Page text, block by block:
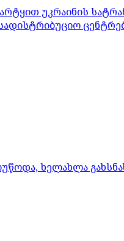
უკრაინის
ხელახლა